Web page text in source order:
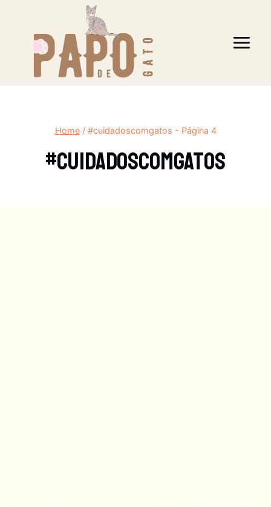
Conteúdo
Home / #cuidadoscomgatos - Página 4
#cuidadoscomgatos